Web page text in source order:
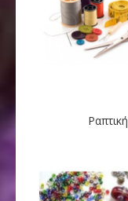
Ραπτική